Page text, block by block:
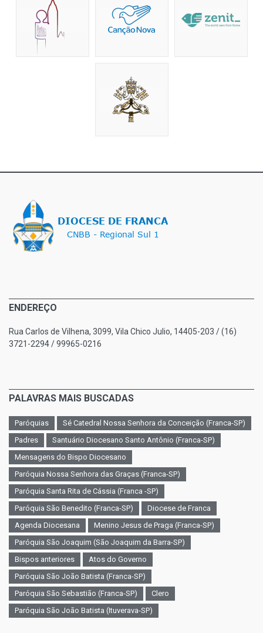
ENDEREÇO
Rua Carlos de Vilhena, 3099, Vila Chico Julio, 14405-203 / (16)
3721-2294 / 99965-0216
PALAVRAS MAIS BUSCADAS
Paróquias
Sé Catedral Nossa Senhora da Conceição (Franca-SP)
Padres
Santuário Diocesano Santo Antônio (Franca-SP)
Mensagens do Bispo Diocesano
Paróquia Nossa Senhora das Graças (Franca-SP)
Paróquia Santa Rita de Cássia (Franca -SP)
Paróquia São Benedito (Franca-SP)
Diocese de Franca
Agenda Diocesana
Menino Jesus de Praga (Franca-SP)
Paróquia São Joaquim (São Joaquim da Barra-SP)
Bispos anteriores
Atos do Governo
Paróquia São João Batista (Franca-SP)
Paróquia São Sebastião (Franca-SP)
Clero
Paróquia São João Batista (Ituverava-SP)